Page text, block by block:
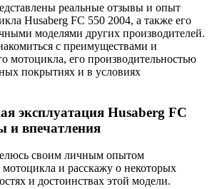
реальные отзывы и опыт
Husaberg FC 550 2004, а также его
моделями других производителей.
с преимуществами и
мотоцикла, его производительностью
покрытиях и в условиях
эксплуатация Husaberg FC
и впечатления
своим личным опытом
мотоцикла и расскажу о некоторых
и достоинствах этой модели.